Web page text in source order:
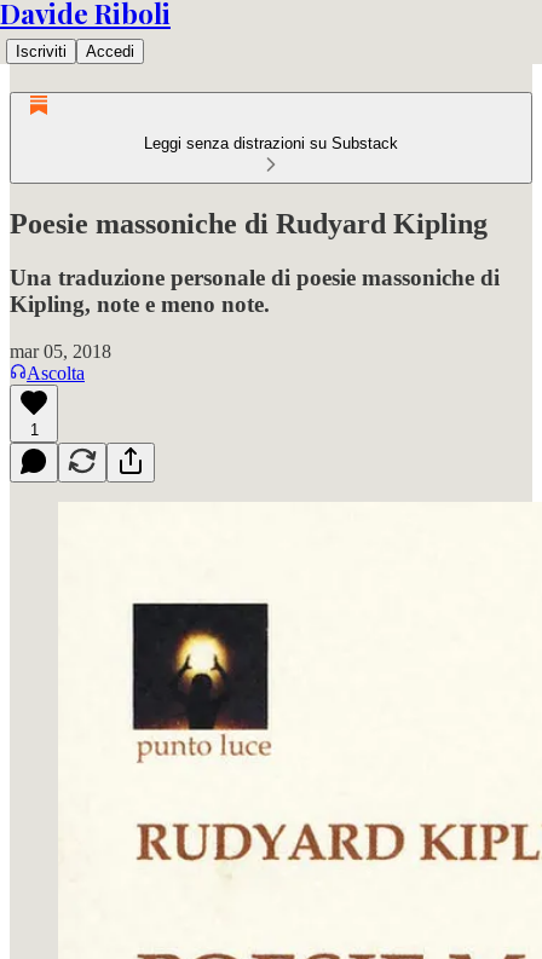
Davide Riboli
Iscriviti Accedi
Leggi senza distrazioni su Substack
Poesie massoniche di Rudyard Kipling
Una traduzione personale di poesie massoniche di
Kipling, note e meno note.
mar 05, 2018
Ascolta
1